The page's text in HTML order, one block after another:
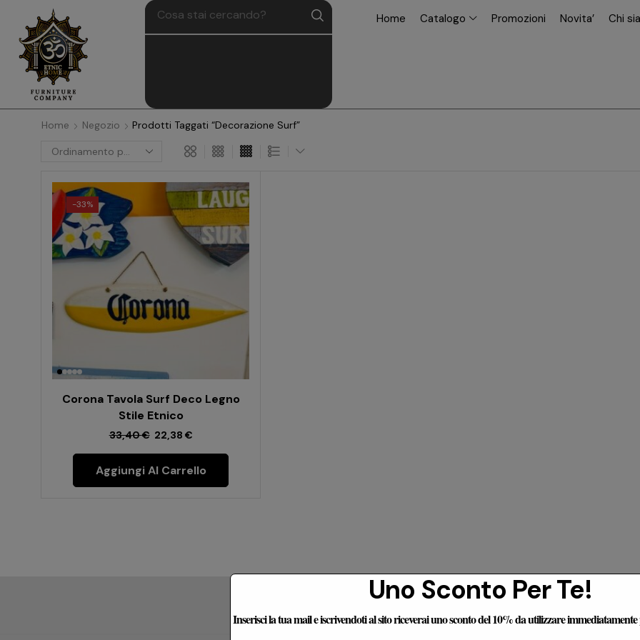
Home Catalogo Promozioni Novita’ Chi
Home Negozio Prodotti Taggati “Decorazione Surf”
-33%
Corona Tavola Surf Deco Legno
Stile Etnico
33,40€ 22,38 €
Aggiungi Al Carrello
Le Recensioni Dei Nostri Clienti
Uno Sconto Per Te!
Inserisci la tua mail e iscrivendoti al sito riceverai uno sconto del 10% da utilizzare